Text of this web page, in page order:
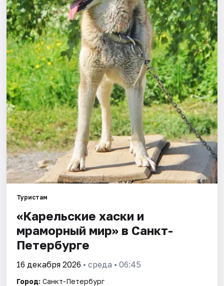
Города
Площадки
Артисты
Рейтинги
Туристам
«Карельские хаски и
мраморный мир» в Санкт-
Петербурге
16 декабря 2026 • среда • 06:45
Город: Санкт-Петербург